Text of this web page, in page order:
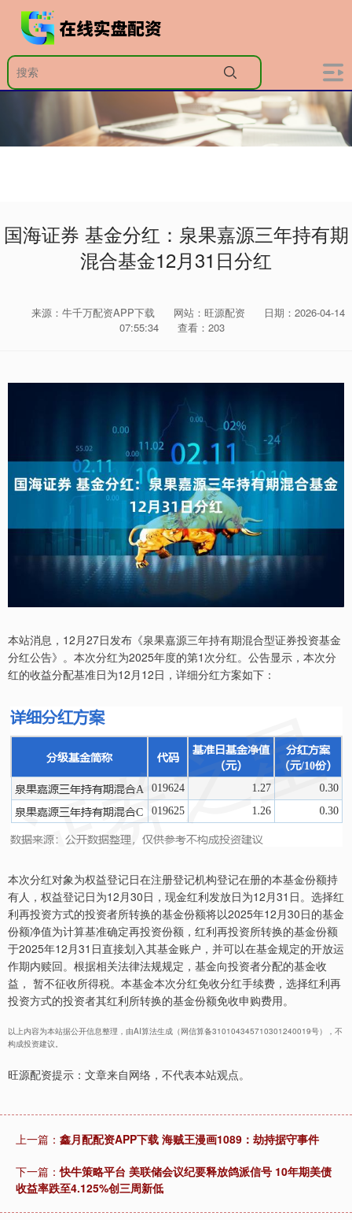
国海证券 基金分红：泉果嘉源三年持有期
混合基金12月31日分红
来源：牛千万配资APP下载 网站：旺源配资
日期：2026-04-14
07:55:34
查看：203
本站消息，12月27日发布《泉果嘉源三年持有期混合型证券投资基金
分红公告》。本次分红为2025年度的第1次分红。公告显示，本次分
红的收益分配基准日为12月12日，详细分红方案如下：
本次分红对象为权益登记日在注册登记机构登记在册的本基金份额持
有人，权益登记日为12月30日，现金红利发放日为12月31日。选择红
利再投资方式的投资者所转换的基金份额将以2025年12月30日的基金
份额净值为计算基准确定再投资份额，红利再投资所转换的基金份额
于2025年12月31日直接划入其基金账户，并可以在基金规定的开放运
作期内赎回。根据相关法律法规规定，基金向投资者分配的基金收
益， 暂不征收所得税。本基金本次分红免收分红手续费，选择红利再
投资方式的投资者其红利所转换的基金份额免收申购费用。
以上内容为本站据公开信息整理，由AI算法生成（网信算备310104345710301240019号），不
构成投资建议。
旺源配资提示：文章来自网络，不代表本站观点。
上一篇： 鑫月配配资APP下载 海贼王漫画1089：劫持据守事件
下一篇：快牛策略平台 美联储会议纪要释放鸽派信号 10年期美债
收益率跌至4.125%创三周新低